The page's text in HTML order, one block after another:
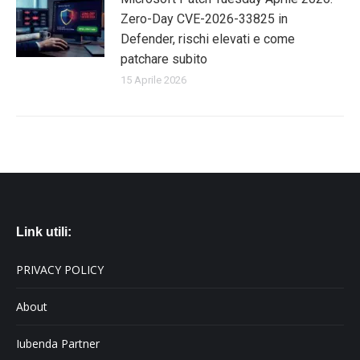
Zero-Day CVE-2026-33825 in
Defender, rischi elevati e come
patchare subito
15 Aprile 2026
Link utili:
PRIVACY POLICY
About
Iubenda Partner